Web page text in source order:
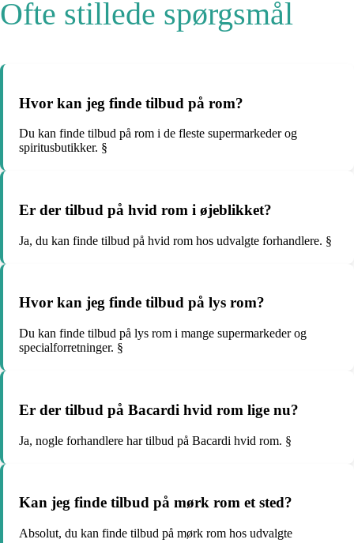
Ofte stillede spørgsmål
Hvor kan jeg finde tilbud på rom?
Du kan finde tilbud på rom i de fleste supermarkeder og
spiritusbutikker. §
Er der tilbud på hvid rom i øjeblikket?
Ja, du kan finde tilbud på hvid rom hos udvalgte forhandlere. §
Hvor kan jeg finde tilbud på lys rom?
Du kan finde tilbud på lys rom i mange supermarkeder og
specialforretninger. §
Er der tilbud på Bacardi hvid rom lige nu?
Ja, nogle forhandlere har tilbud på Bacardi hvid rom. §
Kan jeg finde tilbud på mørk rom et sted?
Absolut, du kan finde tilbud på mørk rom hos udvalgte